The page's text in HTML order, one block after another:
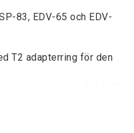
83, EDV-65 och EDV-
T2 adapterring för den